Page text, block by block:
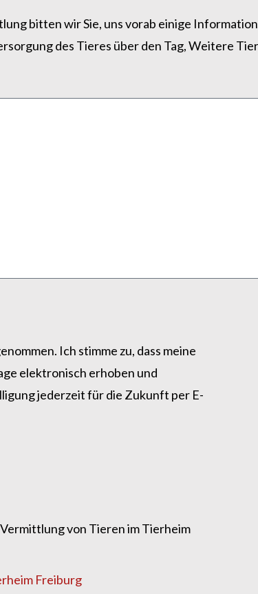
bitten wir Sie, uns vorab einige
des Tieres über den Tag, Weitere
Ich stimme zu, dass meine
elektronisch erhoben und
jederzeit für die Zukunft per E-
von Tieren im Tierheim
Freiburg